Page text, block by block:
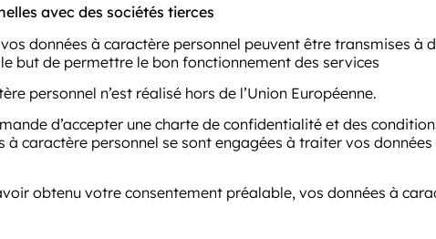
avec des sociétés tierces
données à caractère personnel peuvent être transmises à
but de permettre le bon fonctionnement des services
personnel n’est réalisé hors de l’Union Européenne.
d’accepter une charte de confidentialité et des
à caractère personnel se sont engagées à traiter vos
obtenu votre consentement préalable, vos données à